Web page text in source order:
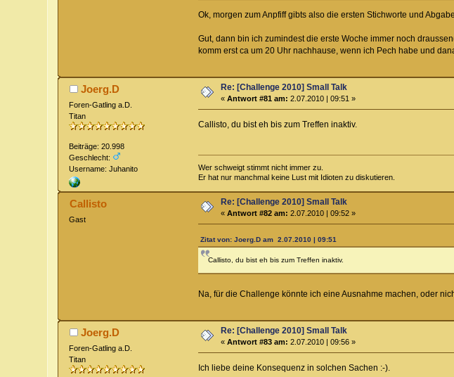
Ok, morgen zum Anpfiff gibts also die ersten Stichworte und
Gut, dann bin ich zumindest die erste Woche immer noch
komm erst ca um 20 Uhr nachhause, wenn ich Pech habe und
Joerg.D
Foren-Gatling a.D.
Titan
Beiträge: 20.998
Geschlecht:
Username: Juhanito
Re: [Challenge 2010] Small Talk
«Antwort #81 am: 2.07.2010 | 09:51 »
Callisto, du bist eh bis zum Treffen inaktiv.
Wer schweigt stimmt nicht immer zu.
Er hat nur manchmal keine Lust mit Idioten zu diskutieren.
Callisto
Gast
Re: [Challenge 2010] Small Talk
«Antwort #82 am: 2.07.2010 | 09:52 »
Zitat von: Joerg.D am 2.07.2010 | 09:51
Callisto, du bist eh bis zum Treffen inaktiv.
Na, für die Challenge könnte ich eine Ausnahme machen, oder
Joerg.D
Foren-Gatling a.D.
Titan
Re: [Challenge 2010] Small Talk
«Antwort #83 am: 2.07.2010 | 09:56 »
Ich liebe deine Konsequenz in solchen Sachen :-).